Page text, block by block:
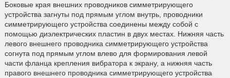
Боковые края внешних проводников симметрирующего
устройства загнуты под прямым углом внутрь, проводники
симметрирующего устройства соединены между собой с
помощью диэлектрических пластин в двух местах. Нижняя часть
левого внешнего проводника симметрирующего устройства
согнута под прямым углом влево для формирования левой
части фланца крепления вибратора к экрану, а нижняя часть
правого внешнего проводника симметрирующего устройства